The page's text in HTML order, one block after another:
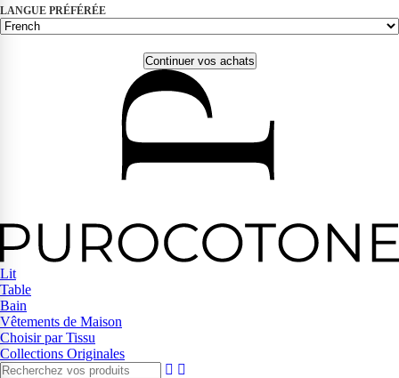
LANGUE PRÉFÉRÉE
Continuer vos achats
Lit
Table
Bain
Vêtements de Maison
Choisir par Tissu
Collections Originales